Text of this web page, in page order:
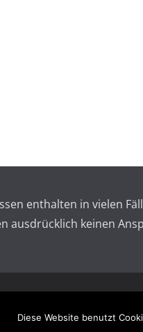
enthalten in vielen
ausdrücklich keinen
Diese Website benutzt